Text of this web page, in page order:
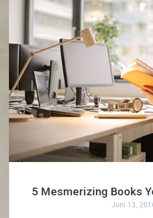
5 Mesmerizing Books
Juni 13,